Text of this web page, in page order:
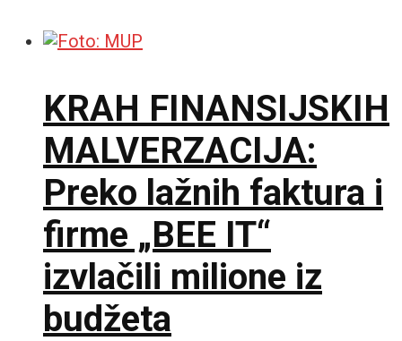
KRAH FINANSIJSKIH
MALVERZACIJA:
Preko lažnih faktura i
firme „BEE IT“
izvlačili milione iz
budžeta